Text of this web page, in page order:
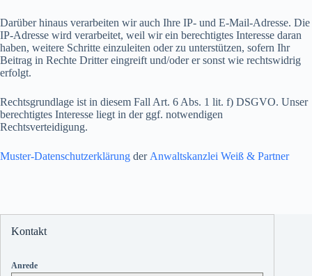
Darüber hinaus verarbeiten wir auch Ihre IP- und E-Mail-Adresse. Die
IP-Adresse wird verarbeitet, weil wir ein berechtigtes Interesse daran
haben, weitere Schritte einzuleiten oder zu unterstützen, sofern Ihr
Beitrag in Rechte Dritter eingreift und/oder er sonst wie rechtswidrig
erfolgt.
Rechtsgrundlage ist in diesem Fall Art. 6 Abs. 1 lit. f) DSGVO. Unser
berechtigtes Interesse liegt in der ggf. notwendigen
Rechtsverteidigung.
Muster-Datenschutzerklärung der Anwaltskanzlei Weiß & Partner
Kontakt
Anrede